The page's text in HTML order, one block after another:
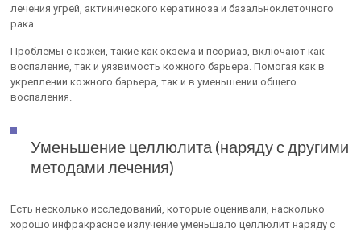
лечения угрей, актинического кератиноза и базальноклеточного
рака.
Проблемы с кожей, такие как экзема и псориаз, включают как
воспаление, так и уязвимость кожного барьера. Помогая как в
укреплении кожного барьера, так и в уменьшении общего
воспаления.
Уменьшение целлюлита (наряду с другими
методами лечения)
Есть несколько исследований, которые оценивали, насколько
хорошо инфракрасное излучение уменьшало целлюлит наряду с